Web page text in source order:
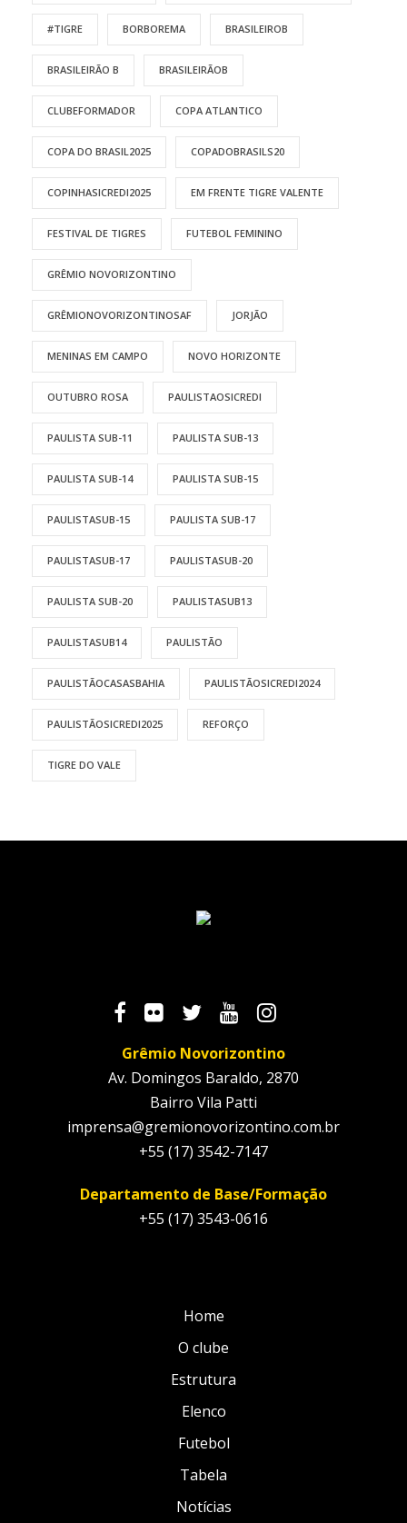
#TIGRE BORBOREMA BRASILEIROB
BRASILEIRÃO B BRASILEIRÃOB
CLUBEFORMADOR COPA ATLANTICO
COPA DO BRASIL2025 COPADOBRASILS20
COPINHASICREDI2025 EM FRENTE TIGRE VALENTE
FESTIVAL DE TIGRES FUTEBOL FEMININO
GRÊMIO NOVORIZONTINO
GRÊMIONOVORIZONTINOSAF JORJÃO
MENINAS EM CAMPO NOVO HORIZONTE
OUTUBRO ROSA PAULISTAOSICREDI
PAULISTA SUB-11 PAULISTA SUB-13
PAULISTA SUB-14 PAULISTA SUB-15
PAULISTASUB-15 PAULISTA SUB-17
PAULISTASUB-17 PAULISTASUB-20
PAULISTA SUB-20 PAULISTASUB13
PAULISTASUB14 PAULISTÃO
PAULISTÃOCASASBAHIA PAULISTÃOSICREDI2024
PAULISTÃOSICREDI2025 REFORÇO
TIGRE DO VALE
Grêmio Novorizontino
Av. Domingos Baraldo, 2870
Bairro Vila Patti
imprensa@gremionovorizontino.com.br
+55 (17) 3542-7147
Departamento de Base/Formação
+55 (17) 3543-0616
Home
O clube
Estrutura
Elenco
Futebol
Tabela
Notícias